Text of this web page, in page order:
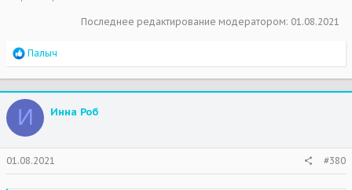
Последнее редактирование модератором: 01.08.2021
R
a
c
t
i
o
n
s
:
Палыч
И Инна Роб
01.08.2021 #380